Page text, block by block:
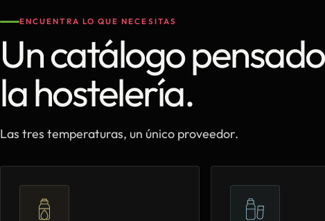
ENCUENTRA LO QUE NECESITAS
Un catálogo
la hostelería.
Las tres temperaturas, un único proveedor.